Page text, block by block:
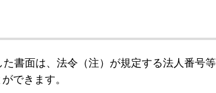
書面は、法令（注）が規定する法人番号
できます。